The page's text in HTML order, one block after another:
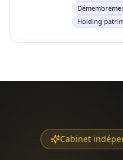
Holding
Cabinet